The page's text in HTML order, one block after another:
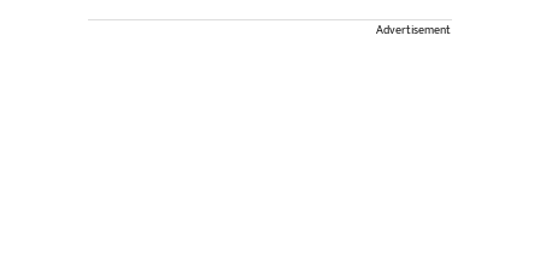
Advertisement